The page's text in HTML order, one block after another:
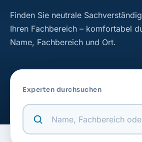
Finden Sie neutrale
Ihren Fachbereich – komfortabel
Name, Fachbereich und Ort.
Experten durchsuchen